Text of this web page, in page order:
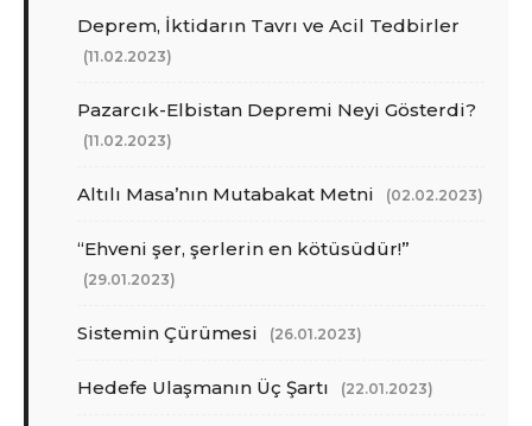
Deprem, İktidarın Tavrı ve Acil Tedbirler
(11.02.2023)
Pazarcık-Elbistan Depremi Neyi Gösterdi?
(11.02.2023)
Altılı Masa’nın Mutabakat Metni (02.02.2023)
“Ehveni şer, şerlerin en kötüsüdür!”
(29.01.2023)
Sistemin Çürümesi (26.01.2023)
Hedefe Ulaşmanın Üç Şartı (22.01.2023)